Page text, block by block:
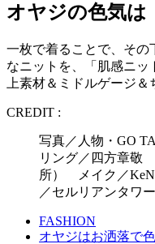
オヤジの色気は
一枚で着ることで、その
なニットを、「肌感ニ
上素材＆ミドルゲージ
CREDIT :
写真／人物・GO
リング／四方章敬
所） メイク／
／セルリアンタワ
FASHION
オヤジはお洒落で